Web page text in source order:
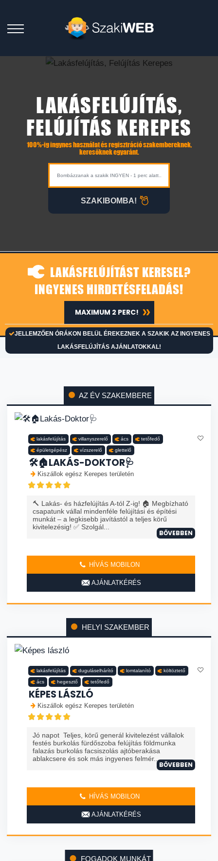
LAKÁSFELÚJÍTÁS,
FELÚJÍTÁS KEREPES
100%-ig ingynes használat és regisztráció szakembereknek,
keresőknek egyaránt.
SZAKIBOMBA!
LAKÁSFELÚJÍTÁST KERESEL?
INGYENES HIRDETÉSFELADÁS!
JELLEMZŐEN ÓRÁKON BELÜL ÉREKEZNEK A SZAKIK AZ INGYENES
LAKÁSFELÚJÍTÁS AJÁNLATOKKAL!
MAXIMUM 2 PERC!
AZ ÉV SZAKEMBERE
lakásfelújítás villanyszerelő ács tetőfedő
épületgépész vízszerelő glettelő
🛠️🏠LAKÁS-DOKTOR🩺
Kiszállok egész Kerepes területén
🔨 Lakás- és házfelújítás A-tól Z-ig! 🏠 Megbízható
csapatunk vállal mindenféle felújítási és építési
munkát – a legkisebb javítástól a teljes körű
kivitelezésig! ✅ Szolgál...
BŐVEBBEN
HÍVÁS MOBILON
AJÁNLATKÉRÉS
HELYI SZAKEMBER
lakásfelújítás duguláselhárító lomtalanító költöztető
ács hegesztő tetőfedő
KÉPES LÁSZLÓ
Kiszállok egész Kerepes területén
Jó napot Teljes, körű generál kivitelezést vállalok
festés burkolás fürdőszoba felújítás földmunka
falazás burkolás facsiszolás ajtóberakása
ablakcsere és sok más ingyenes felmér...
BŐVEBBEN
HÍVÁS MOBILON
AJÁNLATKÉRÉS
FOGADOK MUNKÁT